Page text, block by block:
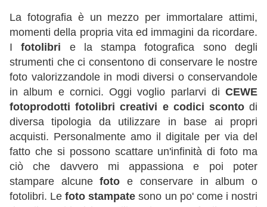
La fotografia è un mezzo per immortalare attimi,
momenti della propria vita ed immagini da ricordare.
Ifotolibri e la stampa fotografica sono degli
strumenti che ci consentono di conservare le nostre
foto valorizzandole in modi diversi o conservandole
in album e cornici. Oggi voglio parlarvi di CEWE
fotoprodotti fotolibri creativi e codici scontodi
diversa tipologia da utilizzare in base ai propri
acquisti. Personalmente amo il digitale per via del
fatto che si possono scattare un'infinità di foto ma
ciò che davvero mi appassiona e poi poter
stampare alcunefoto e conservare in album o
fotolibri. Le foto stampate sono un po' come i nostri